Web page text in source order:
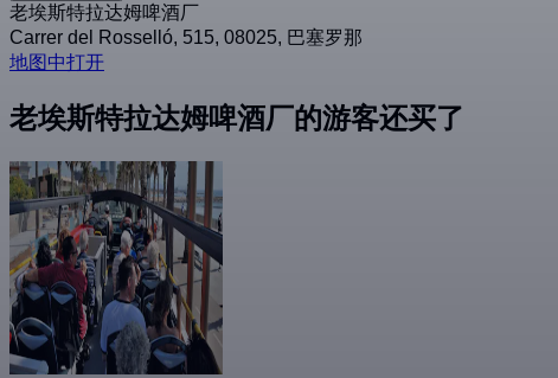
老埃斯特拉达姆啤酒厂
Carrer del Rosselló, 515, 08025, 巴塞罗那
地图中打开
老埃斯特拉达姆啤酒厂的游客还买了